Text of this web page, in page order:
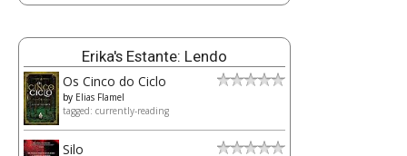
Erika's Estante: Lendo
Os Cinco do Ciclo
by Elias Flamel
tagged: currently-reading
Silo